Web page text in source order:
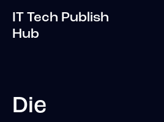
IT Tech Publish
Hub
Die